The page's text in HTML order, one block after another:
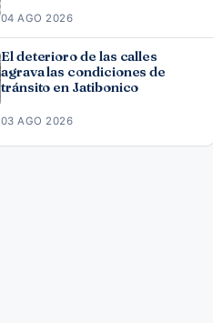
04 AGO 2026
El deterioro de las calles
agrava las condiciones de
tránsito en Jatibonico
03 AGO 2026